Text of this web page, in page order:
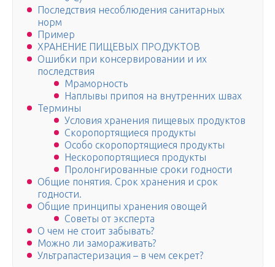
Последствия несоблюдения санитарных
норм
Пример
ХРАНЕНИЕ ПИЩЕВЫХ ПРОДУКТОВ
Ошибки при консервировании и их
последствия
Мраморность
Наплы­вы припоя на внутренних швах
Термины
Условия хранения пищевых продуктов
Скоропортящиеся продукты
Особо скоропортящиеся продукты
Нескоропортящиеся продукты
Пролонгированные сроки годности
Общие понятия. Срок хранения и срок
годности.
Общие принципы хранения овощей
Советы от эксперта
О чем не стоит забывать?
Можно ли замораживать?
Ультрапастеризация – в чем секрет?